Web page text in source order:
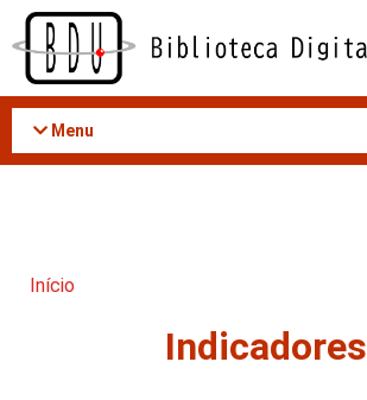
Acessar
conteúdo
Menu
Início
Indicadores